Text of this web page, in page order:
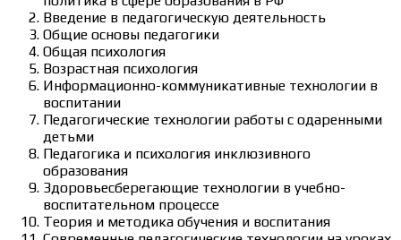
Введение в педагогическую деятельность
Общие основы педагогики
Общая психология
Возрастная психология
Информационно-коммуникативные технологии в
воспитании
Педагогические технологии работы с одаренными
детьми
Педагогика и психология инклюзивного
образования
Здоровьесберегающие технологии в учебно-
воспитательном процессе
Теория и методика обучения и воспитания